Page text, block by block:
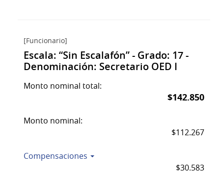
[Funcionario]
Escala: “Sin Escalafón” - Grado: 17 -
Denominación: Secretario OED I
Monto nominal total:
$142.850
Monto nominal:
$112.267
Compensaciones
$30.583